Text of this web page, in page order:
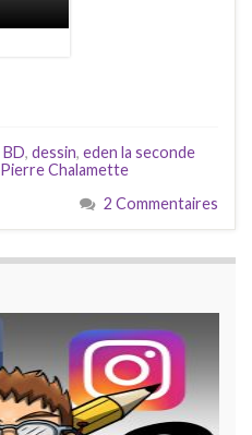
BD, dessin, eden la seconde
Pierre Chalamette
2 Commentaires